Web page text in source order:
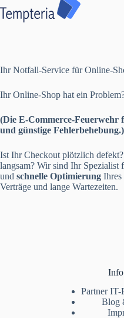
Ihr Notfall-Service für Online-
Ihr Online-Shop hat ein
(Die E-Commerce-Feuerwehr
und günstige Fehlerbehebung.)
Ist Ihr Checkout plötzlich
langsam? Wir sind Ihr Spezialist
und schnelle Optimierung Ihres
Verträge und lange Wartezeiten.
Info
Partner
Blog